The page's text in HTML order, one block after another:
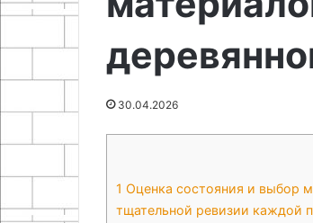
30.04.2026
1 Оценка состояния и выбор
тщательной ревизии каждой
Как сделать свечи гелевые с
декором своими руками